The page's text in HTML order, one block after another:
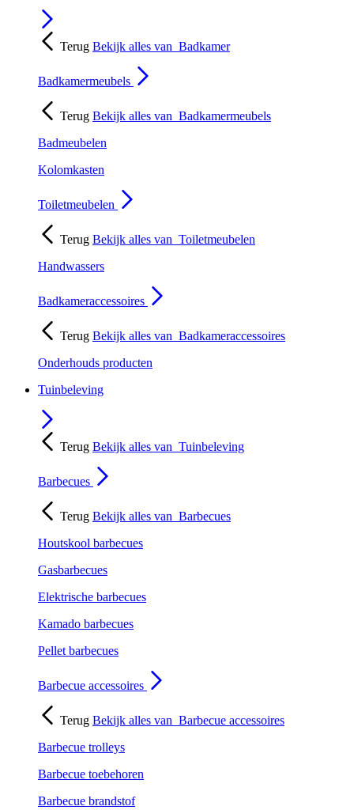
Terug Bekijk alles van Badkamer
Badkamermeubels
Terug Bekijk alles van Badkamermeubels
Badmeubelen
Kolomkasten
Toiletmeubelen
Terug Bekijk alles van Toiletmeubelen
Handwassers
Badkameraccessoires
Terug Bekijk alles van Badkameraccessoires
Onderhouds producten
Tuinbeleving
Terug Bekijk alles van Tuinbeleving
Barbecues
Terug Bekijk alles van Barbecues
Houtskool barbecues
Gasbarbecues
Elektrische barbecues
Kamado barbecues
Pellet barbecues
Barbecue accessoires
Terug Bekijk alles van Barbecue accessoires
Barbecue trolleys
Barbecue toebehoren
Barbecue brandstof